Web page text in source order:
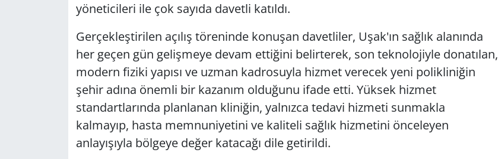
yöneticileri ile çok sayıda davetli katıldı.
Gerçekleştirilen açılış töreninde konuşan davetliler, Uşak'ın sağlık alanında
her geçen gün gelişmeye devam ettiğini belirterek, son teknolojiyle donatılan,
modern fiziki yapısı ve uzman kadrosuyla hizmet verecek yeni polikliniğin
şehir adına önemli bir kazanım olduğunu ifade etti. Yüksek hizmet
standartlarında planlanan kliniğin, yalnızca tedavi hizmeti sunmakla
kalmayıp, hasta memnuniyetini ve kaliteli sağlık hizmetini önceleyen
anlayışıyla bölgeye değer katacağı dile getirildi.